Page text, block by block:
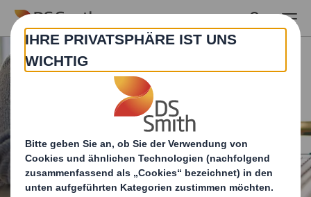
Skip to main content